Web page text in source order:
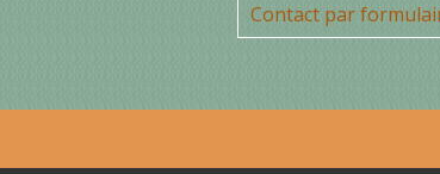
Contact par